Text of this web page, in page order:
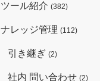
ツール紹介 (382)
ナレッジ管理 (112)
引き継ぎ (2)
社内 問い合わせ (2)